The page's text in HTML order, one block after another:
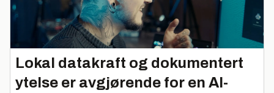
Lokal datakraft og dokumentert
ytelse er avgjørende for en AI-